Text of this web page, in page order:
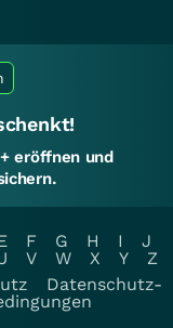
eröffnen und
F G H I
J
V W X Y
Z
Datenschutz-